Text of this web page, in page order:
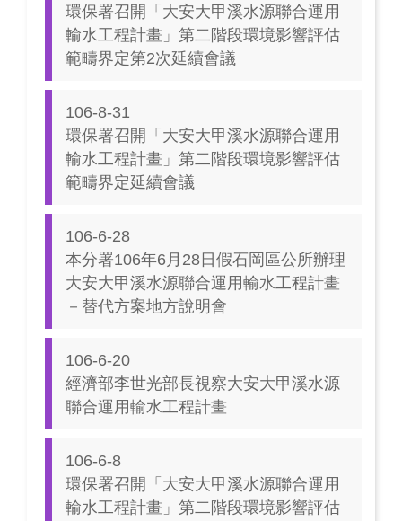
環保署召開「大安大甲溪水源聯合運用
輸水工程計畫」第二階段環境影響評估
範疇界定第2次延續會議
106-8-31
環保署召開「大安大甲溪水源聯合運用
輸水工程計畫」第二階段環境影響評估
範疇界定延續會議
106-6-28
本分署106年6月28日假石岡區公所辦理
大安大甲溪水源聯合運用輸水工程計畫
－替代方案地方說明會
106-6-20
經濟部李世光部長視察大安大甲溪水源
聯合運用輸水工程計畫
106-6-8
環保署召開「大安大甲溪水源聯合運用
輸水工程計畫」第二階段環境影響評估